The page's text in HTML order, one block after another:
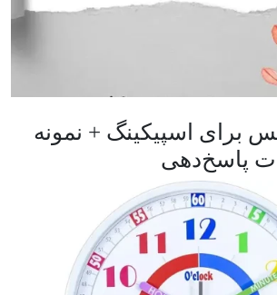
برای اسپیکینگ + نمونه
پاسخ‌دهی